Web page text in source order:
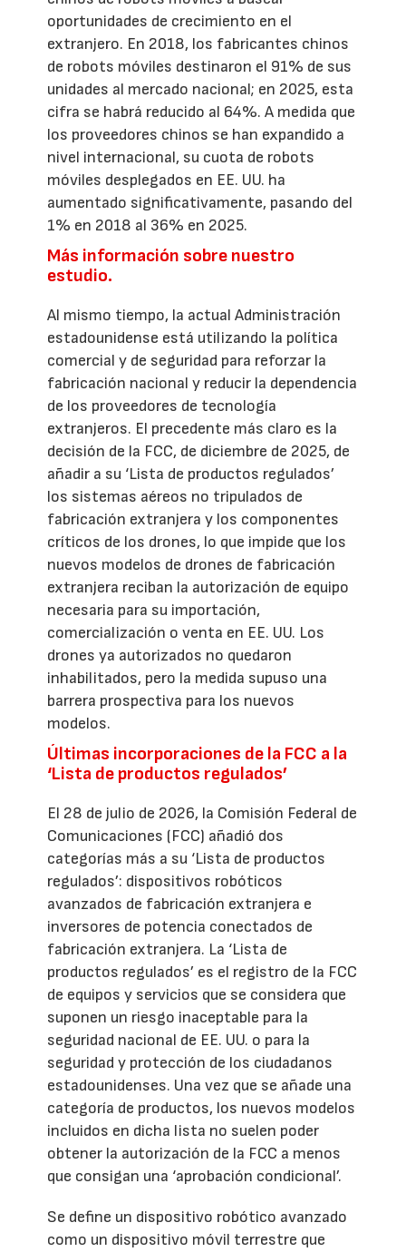
oportunidades de crecimiento en el
extranjero. En 2018, los fabricantes chinos
de robots móviles destinaron el 91% de sus
unidades al mercado nacional; en 2025, esta
cifra se habrá reducido al 64%. A medida que
los proveedores chinos se han expandido a
nivel internacional, su cuota de robots
móviles desplegados en EE. UU. ha
aumentado significativamente, pasando del
1% en 2018 al 36% en 2025.
Más información sobre nuestro
estudio.
Al mismo tiempo, la actual Administración
estadounidense está utilizando la política
comercial y de seguridad para reforzar la
fabricación nacional y reducir la dependencia
de los proveedores de tecnología
extranjeros. El precedente más claro es la
decisión de la FCC, de diciembre de 2025, de
añadir a su ‘Lista de productos regulados’
los sistemas aéreos no tripulados de
fabricación extranjera y los componentes
críticos de los drones, lo que impide que los
nuevos modelos de drones de fabricación
extranjera reciban la autorización de equipo
necesaria para su importación,
comercialización o venta en EE. UU. Los
drones ya autorizados no quedaron
inhabilitados, pero la medida supuso una
barrera prospectiva para los nuevos
modelos.
Últimas incorporaciones de la FCC a la
‘Lista de productos regulados’
El 28 de julio de 2026, la Comisión Federal de
Comunicaciones (FCC) añadió dos
categorías más a su ‘Lista de productos
regulados’: dispositivos robóticos
avanzados de fabricación extranjera e
inversores de potencia conectados de
fabricación extranjera. La ‘Lista de
productos regulados’ es el registro de la FCC
de equipos y servicios que se considera que
suponen un riesgo inaceptable para la
seguridad nacional de EE. UU. o para la
seguridad y protección de los ciudadanos
estadounidenses. Una vez que se añade una
categoría de productos, los nuevos modelos
incluidos en dicha lista no suelen poder
obtener la autorización de la FCC a menos
que consigan una ‘aprobación condicional’.
Se define un dispositivo robótico avanzado
como un dispositivo móvil terrestre que